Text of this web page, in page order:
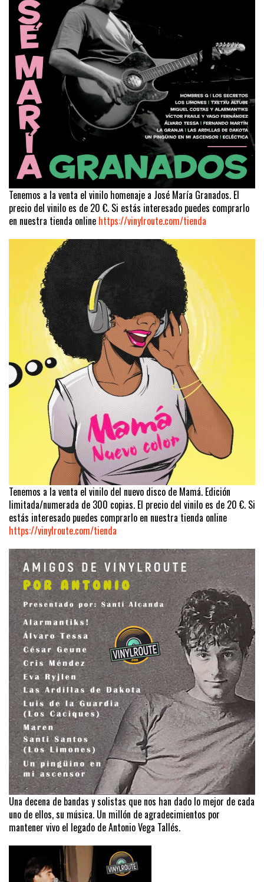
Tenemos a la venta el vinilo homenaje a José María Granados. El
precio del vinilo es de 20 €. Si estás interesado puedes comprarlo
en nuestra tienda online https://vinylroute.com/tienda
Tenemos a la venta el vinilo del nuevo disco de Mamá. Edición
limitada/numerada de 300 copias. El precio del vinilo es de 20 €. Si
estás interesado puedes comprarlo en nuestra tienda online
https://vinylroute.com/tienda
Una decena de bandas y solistas que nos han dado lo mejor de cada
uno de ellos, su música. Un millón de agradecimientos por
mantener vivo el legado de Antonio Vega Tallés.